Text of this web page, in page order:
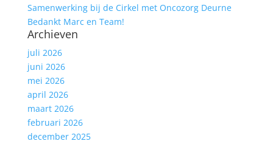
Samenwerking bij de Cirkel met Oncozorg Deurne
Bedankt Marc en Team!
Archieven
juli 2026
juni 2026
mei 2026
april 2026
maart 2026
februari 2026
december 2025